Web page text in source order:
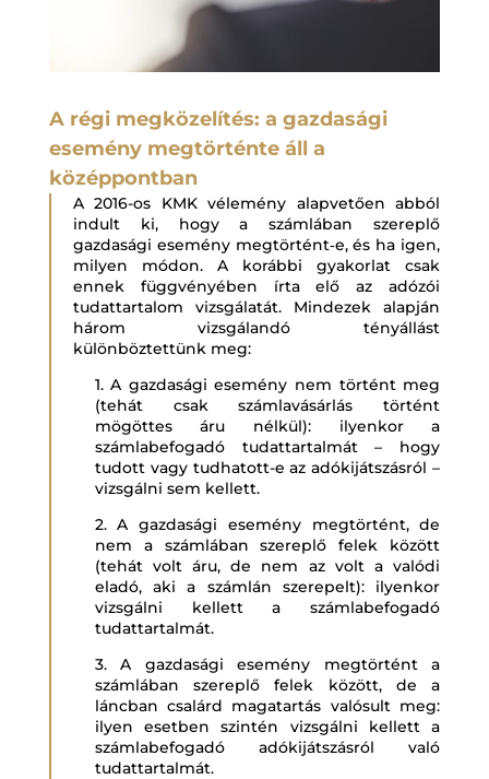
A régi megközelítés: a gazdasági
esemény megtörténte áll a
középpontban
A 2016-os KMK vélemény alapvetően abból
indult ki, hogy a számlában szereplő
gazdasági esemény megtörtént‑e, és ha igen,
milyen módon. A korábbi gyakorlat csak
ennek függvényében írta elő az adózói
tudattartalom vizsgálatát. Mindezek alapján
három vizsgálandó tényállást
különböztettünk meg:
1. A gazdasági esemény nem történt meg
(tehát csak számlavásárlás történt
mögöttes áru nélkül): ilyenkor a
számlabefogadó tudattartalmát – hogy
tudott vagy tudhatott-e az adókijátszásról –
vizsgálni sem kellett.
2. A gazdasági esemény megtörtént, de
nem a számlában szereplő felek között
(tehát volt áru, de nem az volt a valódi
eladó, aki a számlán szerepelt): ilyenkor
vizsgálni kellett a számlabefogadó
tudattartalmát.
3. A gazdasági esemény megtörtént a
számlában szereplő felek között, de a
láncban csalárd magatartás valósult meg:
ilyen esetben szintén vizsgálni kellett a
számlabefogadó adókijátszásról való
tudattartalmát.